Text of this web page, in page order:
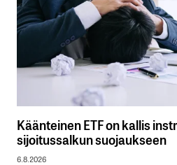
Käänteinen ETF on kallis
sijoitussalkun suojaukseen
6.8.2026